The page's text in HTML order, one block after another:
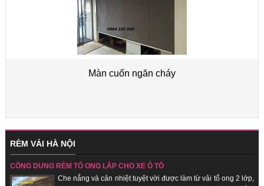
Màn cuốn ngăn cháy
RÈM VẢI HÀ NỘI
CÔNG DỤNG RÈM TỔ ONG LẮP CHO XE Ô TÔ
Che nắng và cản nhiệt tuyệt vời được làm từ vải tổ ong 2 lớp,